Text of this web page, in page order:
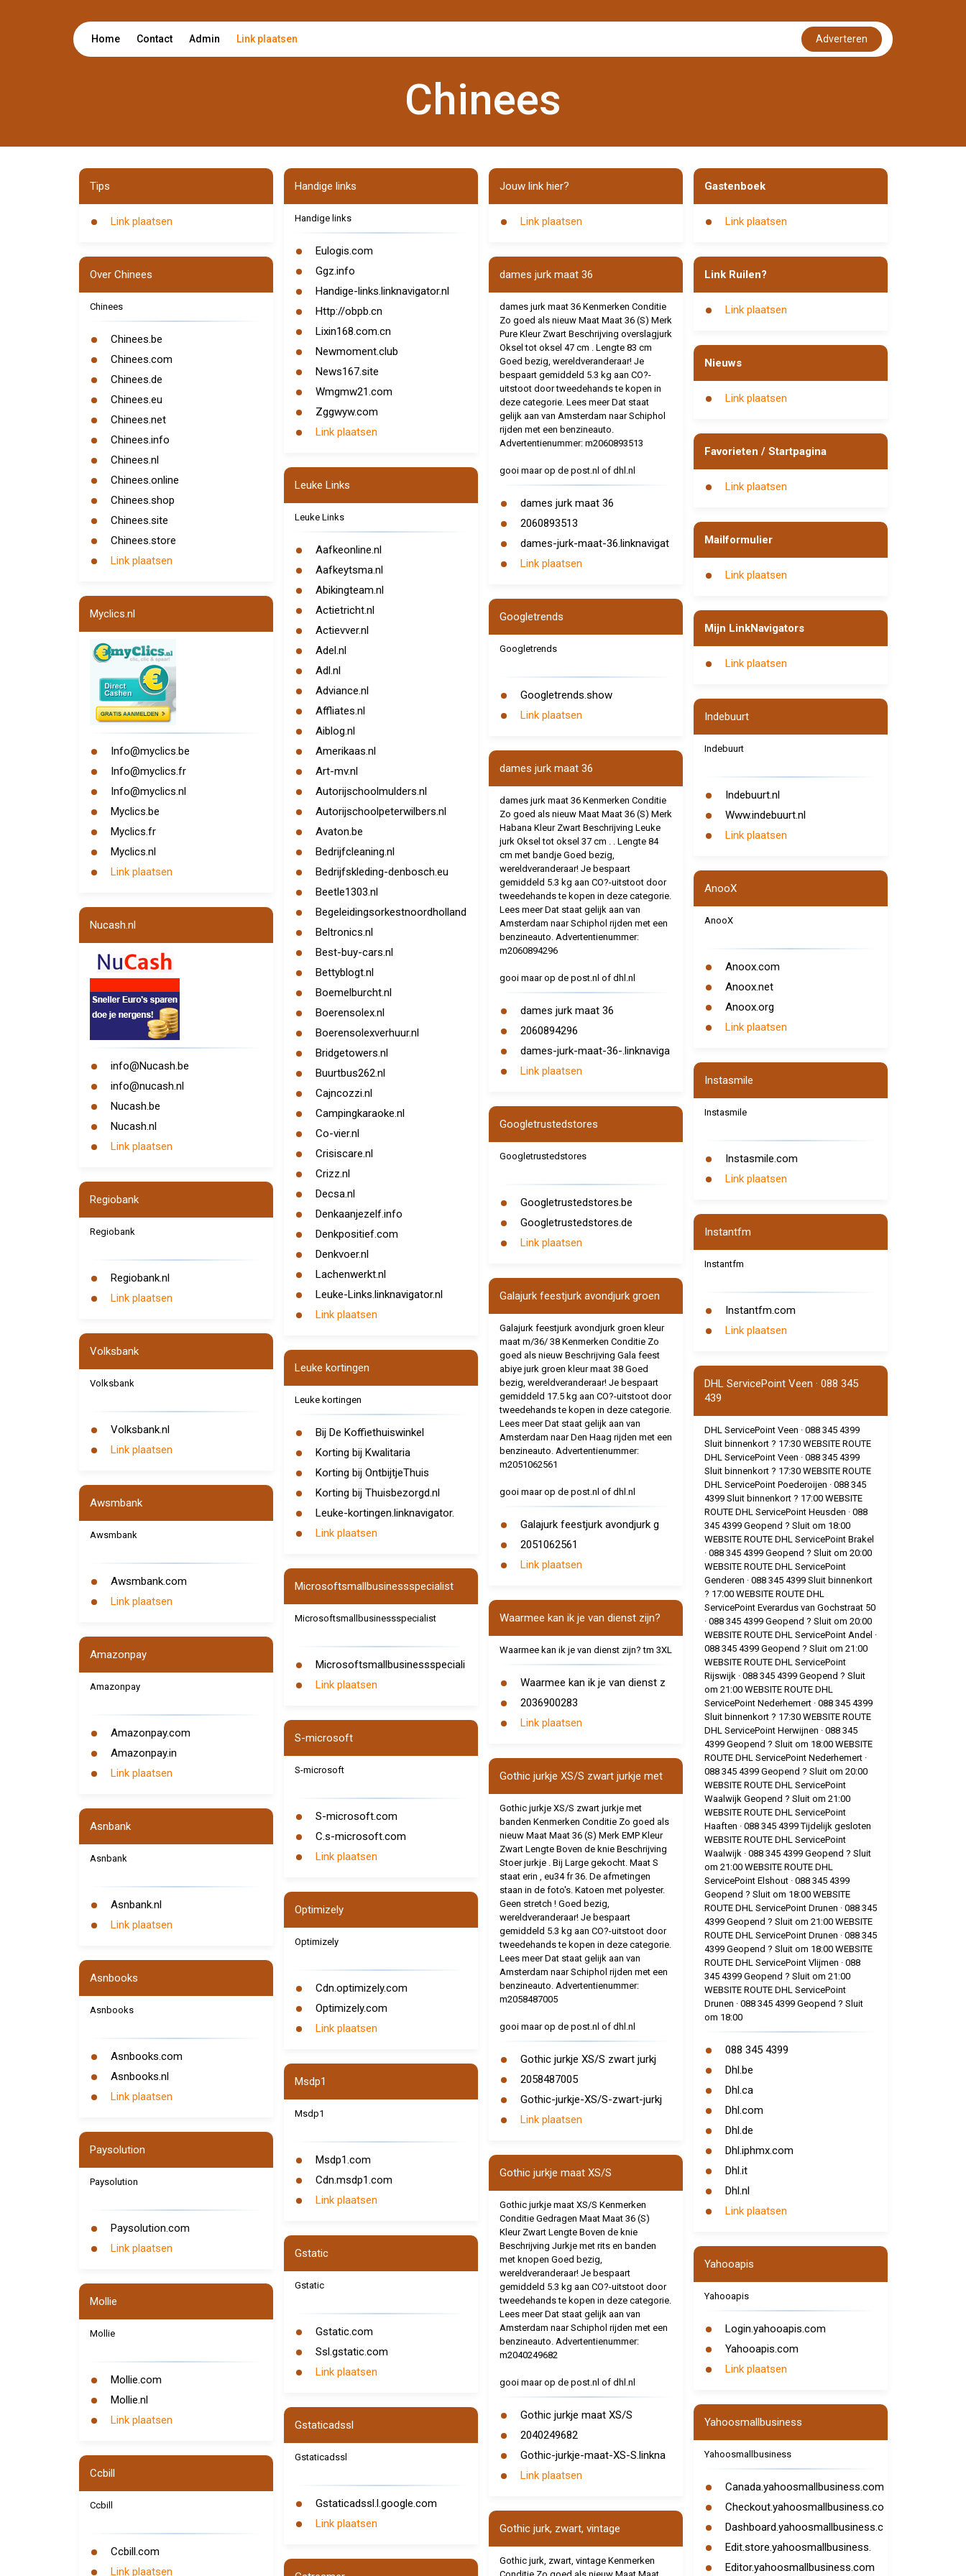
Home Contact Admin Link plaatsen Adverteren
Chinees
Tips
Link plaatsen
Over Chinees
Chinees
Chinees.be
Chinees.com
Chinees.de
Chinees.eu
Chinees.net
Chinees.info
Chinees.nl
Chinees.online
Chinees.shop
Chinees.site
Chinees.store
Link plaatsen
Myclics.nl
Info@myclics.be
Info@myclics.fr
Info@myclics.nl
Myclics.be
Myclics.fr
Myclics.nl
Link plaatsen
Nucash.nl
info@Nucash.be
info@nucash.nl
Nucash.be
Nucash.nl
Link plaatsen
Regiobank
Regiobank
Regiobank.nl
Link plaatsen
Volksbank
Volksbank
Volksbank.nl
Link plaatsen
Awsmbank
Awsmbank
Awsmbank.com
Link plaatsen
Amazonpay
Amazonpay
Amazonpay.com
Amazonpay.in
Link plaatsen
Asnbank
Asnbank
Asnbank.nl
Link plaatsen
Asnbooks
Asnbooks
Asnbooks.com
Asnbooks.nl
Link plaatsen
Paysolution
Paysolution
Paysolution.com
Link plaatsen
Mollie
Mollie
Mollie.com
Mollie.nl
Link plaatsen
Ccbill
Ccbill
Ccbill.com
Link plaatsen
Handige links
Handige links
Eulogis.com
Ggz.info
Handige-links.linknavigator.nl
Http://obpb.cn
Lixin168.com.cn
Newmoment.club
News167.site
Wmgmw21.com
Zggwyw.com
Link plaatsen
Leuke Links
Leuke Links
Aafkeonline.nl
Aafkeytsma.nl
Abikingteam.nl
Actietricht.nl
Actievver.nl
Adel.nl
Adl.nl
Adviance.nl
Affliates.nl
Aiblog.nl
Amerikaas.nl
Art-mv.nl
Autorijschoolmulders.nl
Autorijschoolpeterwilbers.nl
Avaton.be
Bedrijfcleaning.nl
Bedrijfskleding-denbosch.eu
Beetle1303.nl
Begeleidingsorkestnoordholland
Beltronics.nl
Best-buy-cars.nl
Bettyblogt.nl
Boemelburcht.nl
Boerensolex.nl
Boerensolexverhuur.nl
Bridgetowers.nl
Buurtbus262.nl
Cajncozzi.nl
Campingkaraoke.nl
Co-vier.nl
Crisiscare.nl
Crizz.nl
Decsa.nl
Denkaanjezelf.info
Denkpositief.com
Denkvoer.nl
Lachenwerkt.nl
Leuke-Links.linknavigator.nl
Link plaatsen
Leuke kortingen
Leuke kortingen
Bij De Koffiethuiswinkel
Korting bij Kwalitaria
Korting bij OntbijtjeThuis
Korting bij Thuisbezorgd.nl
Leuke-kortingen.linknavigator.
Link plaatsen
Microsoftsmallbusinessspecialist
Microsoftsmallbusinessspecialist
Microsoftsmallbusinessspeciali
Link plaatsen
S-microsoft
S-microsoft
S-microsoft.com
C.s-microsoft.com
Link plaatsen
Optimizely
Optimizely
Cdn.optimizely.com
Optimizely.com
Link plaatsen
Msdp1
Msdp1
Msdp1.com
Cdn.msdp1.com
Link plaatsen
Gstatic
Gstatic
Gstatic.com
Ssl.gstatic.com
Link plaatsen
Gstaticadssl
Gstaticadssl
Gstaticadssl.l.google.com
Link plaatsen
Jouw link hier?
Link plaatsen
dames jurk maat 36
dames jurk maat 36 Kenmerken Conditie
Zo goed als nieuw Maat Maat 36 (S) Merk
Pure Kleur Zwart Beschrijving overslagjurk
Oksel tot oksel 47 cm . Lengte 83 cm
Goed bezig, wereldveranderaar! Je
bespaart gemiddeld 5.3 kg aan CO?-
uitstoot door tweedehands te kopen in
deze categorie. Lees meer Dat staat
gelijk aan van Amsterdam naar Schiphol
rijden met een benzineauto.
Advertentienummer: m2060893513
gooi maar op de post.nl of dhl.nl
dames jurk maat 36
2060893513
dames-jurk-maat-36.linknavigat
Link plaatsen
Googletrends
Googletrends
Googletrends.show
Link plaatsen
dames jurk maat 36
dames jurk maat 36 Kenmerken Conditie
Zo goed als nieuw Maat Maat 36 (S) Merk
Habana Kleur Zwart Beschrijving Leuke
jurk Oksel tot oksel 37 cm . . Lengte 84
cm met bandje Goed bezig,
wereldveranderaar! Je bespaart
gemiddeld 5.3 kg aan CO?-uitstoot door
tweedehands te kopen in deze categorie.
Lees meer Dat staat gelijk aan van
Amsterdam naar Schiphol rijden met een
benzineauto. Advertentienummer:
m2060894296
gooi maar op de post.nl of dhl.nl
dames jurk maat 36
2060894296
dames-jurk-maat-36-.linknaviga
Link plaatsen
Googletrustedstores
Googletrustedstores
Googletrustedstores.be
Googletrustedstores.de
Link plaatsen
Galajurk feestjurk avondjurk groen
Galajurk feestjurk avondjurk groen kleur
maat m/36/ 38 Kenmerken Conditie Zo
goed als nieuw Beschrijving Gala feest
abiye jurk groen kleur maat 38 Goed
bezig, wereldveranderaar! Je bespaart
gemiddeld 17.5 kg aan CO?-uitstoot door
tweedehands te kopen in deze categorie.
Lees meer Dat staat gelijk aan van
Amsterdam naar Den Haag rijden met een
benzineauto. Advertentienummer:
m2051062561
gooi maar op de post.nl of dhl.nl
Galajurk feestjurk avondjurk g
2051062561
Link plaatsen
Waarmee kan ik je van dienst zijn?
Waarmee kan ik je van dienst zijn? tm 3XL
Waarmee kan ik je van dienst z
2036900283
Link plaatsen
Gothic jurkje XS/S zwart jurkje met
Gothic jurkje XS/S zwart jurkje met
banden Kenmerken Conditie Zo goed als
nieuw Maat Maat 36 (S) Merk EMP Kleur
Zwart Lengte Boven de knie Beschrijving
Stoer jurkje . Bij Large gekocht. Maat S
staat erin , eu34 fr 36. De afmetingen
staan in de foto's. Katoen met polyester.
Geen stretch ! Goed bezig,
wereldveranderaar! Je bespaart
gemiddeld 5.3 kg aan CO?-uitstoot door
tweedehands te kopen in deze categorie.
Lees meer Dat staat gelijk aan van
Amsterdam naar Schiphol rijden met een
benzineauto. Advertentienummer:
m2058487005
gooi maar op de post.nl of dhl.nl
Gothic jurkje XS/S zwart jurkj
2058487005
Gothic-jurkje-XS/S-zwart-jurkj
Link plaatsen
Gothic jurkje maat XS/S
Gothic jurkje maat XS/S Kenmerken
Conditie Gedragen Maat Maat 36 (S)
Kleur Zwart Lengte Boven de knie
Beschrijving Jurkje met rits en banden
met knopen Goed bezig,
wereldveranderaar! Je bespaart
gemiddeld 5.3 kg aan CO?-uitstoot door
tweedehands te kopen in deze categorie.
Lees meer Dat staat gelijk aan van
Amsterdam naar Schiphol rijden met een
benzineauto. Advertentienummer:
m2040249682
gooi maar op de post.nl of dhl.nl
Gothic jurkje maat XS/S
2040249682
Gothic-jurkje-maat-XS-S.linkna
Link plaatsen
Gothic jurk, zwart, vintage
Gothic jurk, zwart, vintage Kenmerken
Gastenboek
Link plaatsen
Link Ruilen?
Link plaatsen
Nieuws
Link plaatsen
Favorieten / Startpagina
Link plaatsen
Mailformulier
Link plaatsen
Mijn LinkNavigators
Link plaatsen
Indebuurt
Indebuurt
Indebuurt.nl
Www.indebuurt.nl
Link plaatsen
AnooX
AnooX
Anoox.com
Anoox.net
Anoox.org
Link plaatsen
Instasmile
Instasmile
Instasmile.com
Link plaatsen
Instantfm
Instantfm
Instantfm.com
Link plaatsen
DHL ServicePoint Veen · 088 345
439
DHL ServicePoint Veen · 088 345 4399
Sluit binnenkort ? 17:30 WEBSITE ROUTE
DHL ServicePoint Veen · 088 345 4399
Sluit binnenkort ? 17:30 WEBSITE ROUTE
DHL ServicePoint Poederoijen · 088 345
4399 Sluit binnenkort ? 17:00 WEBSITE
ROUTE DHL ServicePoint Heusden · 088
345 4399 Geopend ? Sluit om 18:00
WEBSITE ROUTE DHL ServicePoint Brakel
· 088 345 4399 Geopend ? Sluit om 20:00
WEBSITE ROUTE DHL ServicePoint
Genderen · 088 345 4399 Sluit binnenkort
? 17:00 WEBSITE ROUTE DHL
ServicePoint Everardus van Gochstraat 50
· 088 345 4399 Geopend ? Sluit om 20:00
WEBSITE ROUTE DHL ServicePoint Andel ·
088 345 4399 Geopend ? Sluit om 21:00
WEBSITE ROUTE DHL ServicePoint
Rijswijk · 088 345 4399 Geopend ? Sluit
om 21:00 WEBSITE ROUTE DHL
ServicePoint Nederhemert · 088 345 4399
Sluit binnenkort ? 17:30 WEBSITE ROUTE
DHL ServicePoint Herwijnen · 088 345
4399 Geopend ? Sluit om 18:00 WEBSITE
ROUTE DHL ServicePoint Nederhemert ·
088 345 4399 Geopend ? Sluit om 20:00
WEBSITE ROUTE DHL ServicePoint
Waalwijk Geopend ? Sluit om 21:00
WEBSITE ROUTE DHL ServicePoint
Haaften · 088 345 4399 Tijdelijk gesloten
WEBSITE ROUTE DHL ServicePoint
Waalwijk · 088 345 4399 Geopend ? Sluit
om 21:00 WEBSITE ROUTE DHL
ServicePoint Elshout · 088 345 4399
Geopend ? Sluit om 18:00 WEBSITE
ROUTE DHL ServicePoint Drunen · 088 345
4399 Geopend ? Sluit om 21:00 WEBSITE
ROUTE DHL ServicePoint Drunen · 088 345
4399 Geopend ? Sluit om 18:00 WEBSITE
ROUTE DHL ServicePoint Vlijmen · 088
345 4399 Geopend ? Sluit om 21:00
WEBSITE ROUTE DHL ServicePoint
Drunen · 088 345 4399 Geopend ? Sluit
om 18:00
088 345 4399
Dhl.be
Dhl.ca
Dhl.com
Dhl.de
Dhl.iphmx.com
Dhl.it
Dhl.nl
Link plaatsen
Yahooapis
Yahooapis
Login.yahooapis.com
Yahooapis.com
Link plaatsen
Yahoosmallbusiness
Yahoosmallbusiness
Canada.yahoosmallbusiness.com
Checkout.yahoosmallbusiness.co
Dashboard.yahoosmallbusiness.c
Edit.store.yahoosmallbusiness.
Editor.yahoosmallbusiness.com